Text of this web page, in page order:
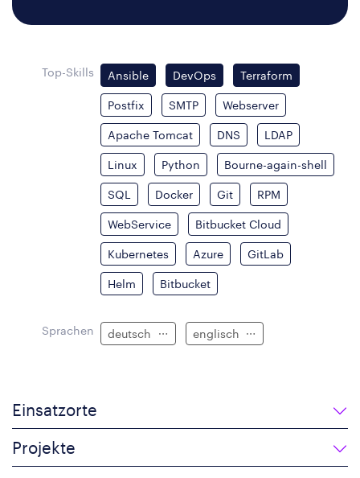
Top-Skills Ansible DevOps Terraform
Postfix SMTP Webserver
Apache Tomcat DNS LDAP
Linux Python Bourne-again-shell
SQL Docker Git RPM
WebService Bitbucket Cloud
Kubernetes Azure GitLab
Helm Bitbucket
Sprachen deutsch englisch
Einsatzorte
Projekte